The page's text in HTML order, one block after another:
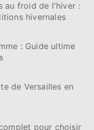
au froid de l'hiver :
hivernales
: Guide ultime
de Versailles en
pour choisir